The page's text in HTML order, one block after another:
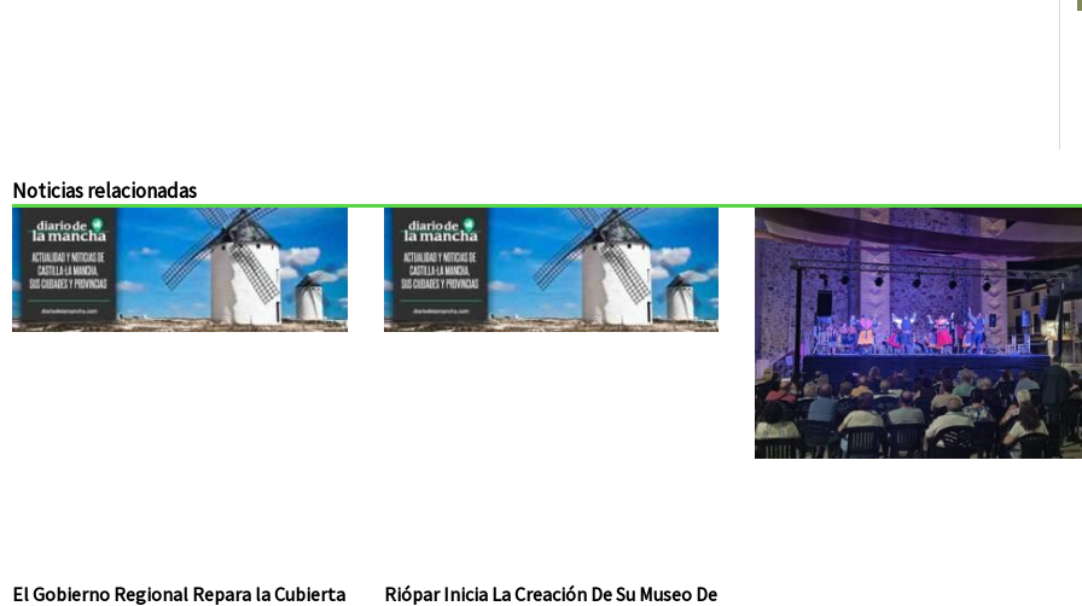
Noticias relacionadas
El Gobierno Regional Repara la Cubierta Riópar Inicia La Creación De Su Museo De